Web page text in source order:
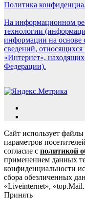
Политика
На информационном
технологии
информации на основе
сведений, относящихся
«Интернет»,
Федерации).
Сайт использует
параметров
согласие с политикой
применением данных
конфиденциальности
сбора обезличенных
«Liveinternet»,
Принять